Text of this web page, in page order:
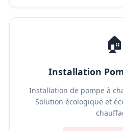
🏠
Installation
Installation de pompe à
Solution écologique et